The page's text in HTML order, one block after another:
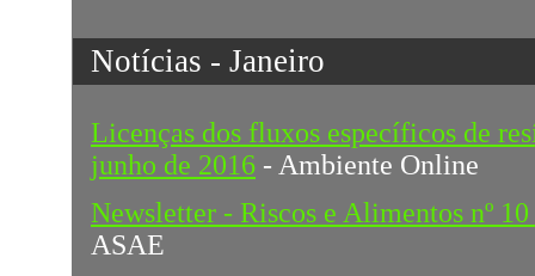
Notícias - Janeiro
Licenças dos fluxos específicos de
junho de 2016 - Ambiente Online
Newsletter - Riscos e Alimentos nº
ASAE